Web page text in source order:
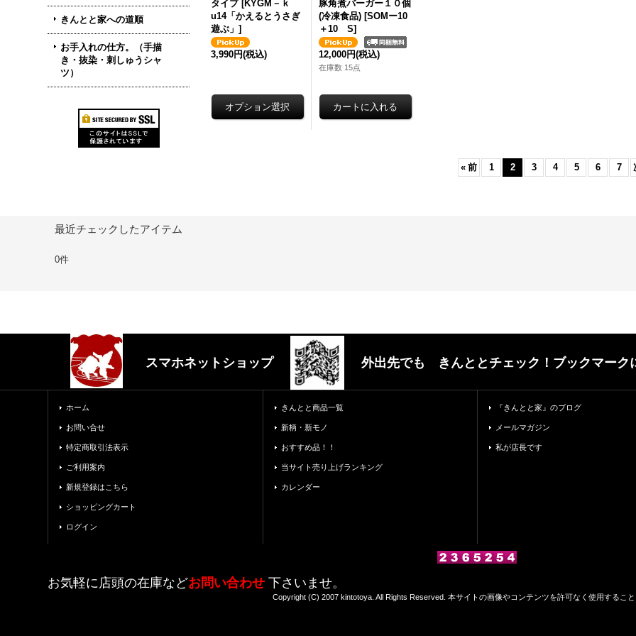
きんとと家への道順
お手入れの仕方。（手描
き・抜染・刺しゅうシャ
ツ）
タイプ [KYGM－ｋ
u14「かえるとうさぎ
遊ぶ」]
3,990円(税込)
豚角煮バーガー１０個
(冷凍食品) [SOMー10
＋10 S]
12,000円(税込)
在庫数 15点
« 前 1 2 3 4 5 6 7
最近チェックしたアイテム
0件
スマホネットショップ 外出先でも きんととチェック！ブックマーク
ホーム
お問い合せ
特定商取引法表示
ご利用案内
新規登録はこちら
ショッピングカート
ログイン
きんとと商品一覧
新柄・新モノ
おすすめ品！！
当サイト売り上げランキング
カレンダー
『きんとと家』のブログ
メールマガジン
私が店長です
お気軽に店頭の在庫などお問い合わせ 下さいませ。
Copyright (C) 2007 kintotoya. All Rights Reserved. 本サイトの画像やコンテンツを許可なく使用するこ